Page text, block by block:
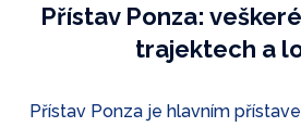
Přístav Ponza:
trajektech a
Přístav Ponza je hlavním